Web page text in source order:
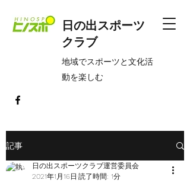
日の出スポーツ
クラブ
​地域でスポーツと文化活
動を楽しむ
記事
日の出スポーツクラブ運営委員会
2021年1月16日 読了時間: 1分